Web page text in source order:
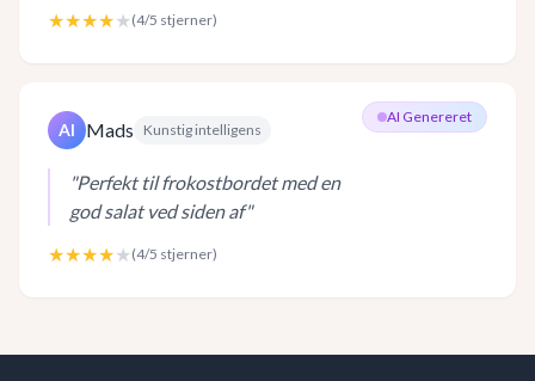
★★★★★ (4/5 stjerner)
AI Genereret
AI Mads Kunstig intelligens
"Perfekt til frokostbordet med en
god salat ved siden af"
★★★★★ (4/5 stjerner)